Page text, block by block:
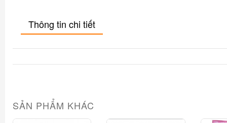
Thông tin chi tiết
SẢN PHẨM KHÁC